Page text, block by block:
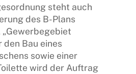
steht auch
des B-Plans
den Bau eines
sowie einer
wird der Auftrag